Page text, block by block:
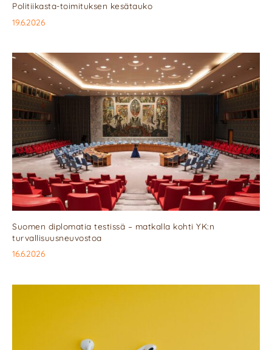
Politiikasta-toimituksen kesätauko
19.6.2026
Suomen diplomatia testissä – matkalla kohti YK:n
turvallisuusneuvostoa
16.6.2026